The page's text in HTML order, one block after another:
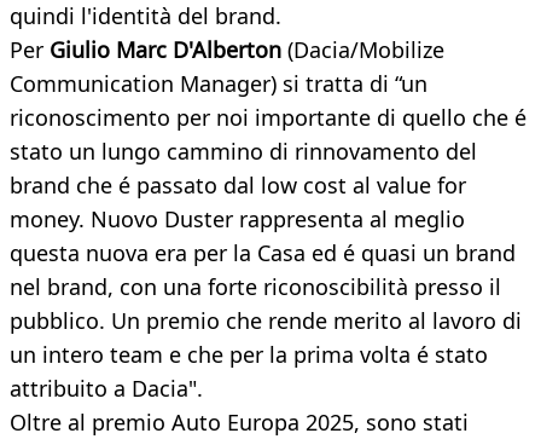
quindi l'identità del brand.
Per Giulio Marc D'Alberton (Dacia/Mobilize
Communication Manager) si tratta di “un
riconoscimento per noi importante di quello che é
stato un lungo cammino di rinnovamento del
brand che é passato dal low cost al value for
money. Nuovo Duster rappresenta al meglio
questa nuova era per la Casa ed é quasi un brand
nel brand, con una forte riconoscibilità presso il
pubblico. Un premio che rende merito al lavoro di
un intero team e che per la prima volta é stato
attribuito a Dacia".
Oltre al premio Auto Europa 2025, sono stati